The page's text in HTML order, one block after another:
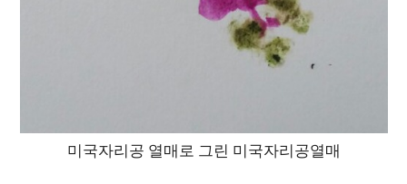
미국자리공 열매로 그린 미국자리공열매